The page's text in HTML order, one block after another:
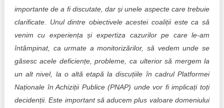
importante de a fi discutate, dar și unele aspecte care trebuie
clarificate. Unul dintre obiectivele acestei coaliții este ca să
venim cu experiența și expertiza cazurilor pe care le-am
întâmpinat, ca urmate a monitorizărilor, să vedem unde se
găsesc acele deficiențe, probleme, ca ulterior să mergem la
un alt nivel, la o altă etapă la discuțiile în cadrul Platformei
Naționale în Achiziții Publice (PNAP) unde vor fi implicați toți
decidenții. Este important să aducem plus valoare domeniului